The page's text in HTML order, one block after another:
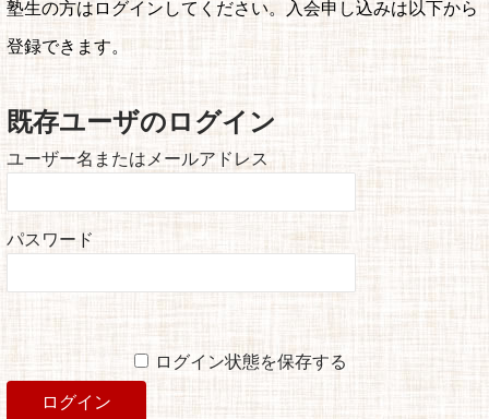
塾生の方はログインしてください。入会申し込みは以下から
登録できます。
既存ユーザのログイン
ユーザー名またはメールアドレス
パスワード
ログイン状態を保存する